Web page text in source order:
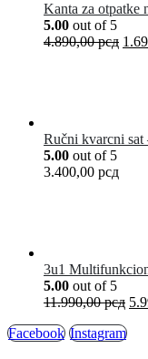
Kanta za otpatke
5.00 out of 5
4.890,00рсд
Ručni kvarcni sat
5.00 out of 5
3.400,00 рсд
3u1
5.00 out of 5
11.990,00рсд
Facebook Instagram